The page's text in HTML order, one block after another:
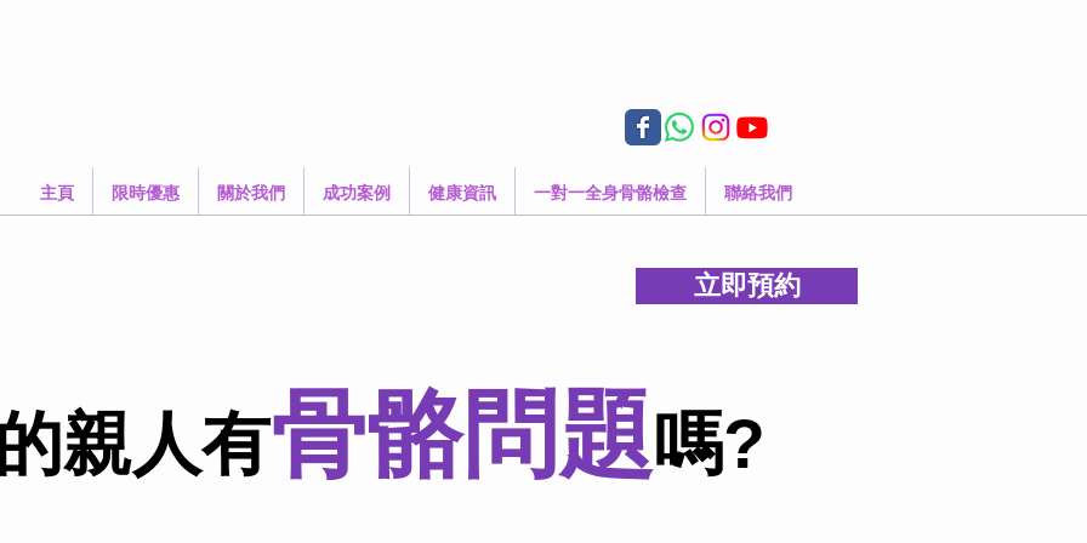
主頁 限時優惠 關於我們 成功案例 健康資訊 一對一全身骨骼檢查 聯絡我們
立即預約
親人有骨骼問題嗎?